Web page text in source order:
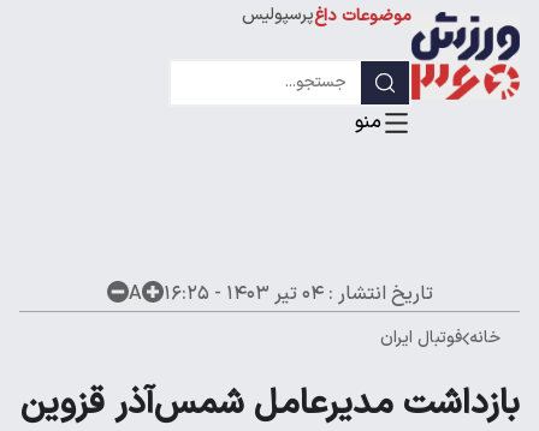
موضوعات داغپرسپولیس
لیگ قهرمانان
تاریخ انتشار :۰۴ تیر ۱۴۰۳ - ۱۶:۲۵ A
خانه فوتبال ایران
بازداشت مدیرعامل شمس‌آذر قزوین